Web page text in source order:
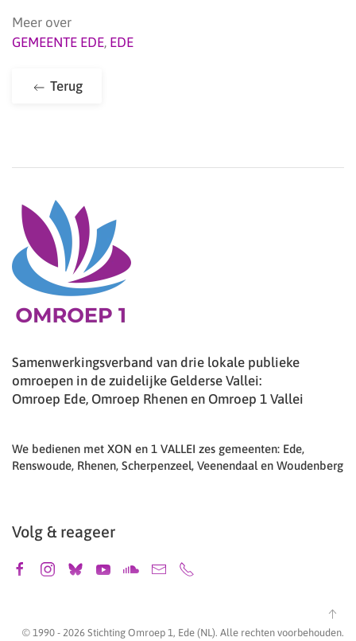
Meer over
GEMEENTE EDE, EDE
Terug
Samenwerkingsverband van drie lokale publieke
omroepen in de zuidelijke Gelderse Vallei:
Omroep Ede, Omroep Rhenen en Omroep 1 Vallei
We bedienen met XON en 1 VALLEI zes gemeenten: Ede,
Renswoude, Rhenen, Scherpenzeel, Veenendaal en Woudenberg
Volg & reageer
© 1990 - 2026 Stichting Omroep 1, Ede (NL). Alle rechten voorbehouden.